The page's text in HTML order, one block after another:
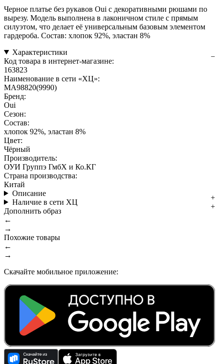
Черное платье без рукавов Oui с декоративными рюшами по
вырезу. Модель выполнена в лаконичном стиле с прямым
силуэтом, что делает её универсальным базовым элементом
гардероба. Состав: хлопок 92%, эластан 8%
Характеристики
Код товара в интернет-магазине:
163823
Наименование в сети «ХЦ»:
MA98820(9990)
Бренд:
Oui
Сезон:
Состав:
хлопок 92%, эластан 8%
Цвет:
Чёрный
Производитель:
ОУИ Группэ ГмбХ и Ко.КГ
Страна производства:
Китай
Описание
Наличие в сети ХЦ
Дополнить образ
←
→
Похожие товары
←
→
Скачайте мобильное приложение: